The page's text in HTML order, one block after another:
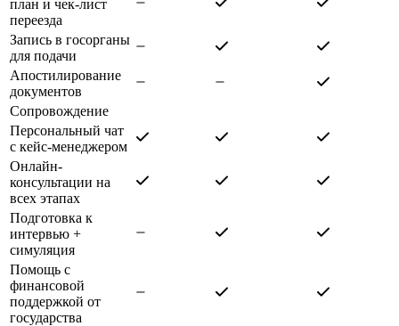
план и чек-лист
переезда
Запись в госорганы
для подачи
Апостилирование
документов
Сопровождение
Персональный чат
с кейс-менеджером
Онлайн-
консультации на
всех этапах
Подготовка к
интервью +
симуляция
Помощь с
финансовой
поддержкой от
государства